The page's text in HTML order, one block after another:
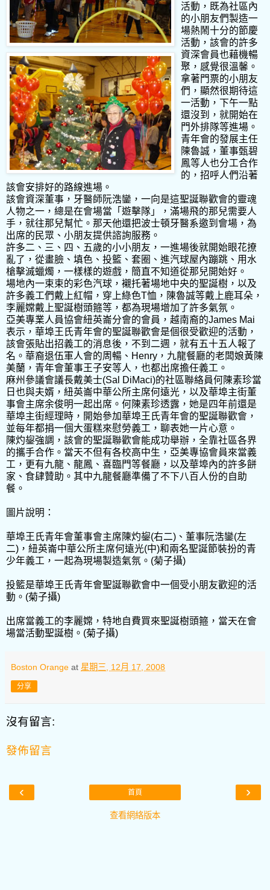
活動，既為社區內
的小朋友們製造一
場熱鬧十分的節慶
活動，該會的許多
資深會員也藉機暢
聚，感覺很溫馨。
拿著門票的小朋友
們，顯然很期待這
一活動，下午一點
還沒到，就開始在
門外排隊等進場。
青年會的發展主任
陳魯誠，董事甄碧
鳳等人也分工合作
的，招呼人們沿著
該會安排好的路線進場。
該會資深董事，牙醫師阮浩鑾，一向是這聖誕聯歡會的靈魂
人物之一，總是在會場當「遊擊隊」，滿場飛的那兒需要人
手，就往那兒幫忙。那天他還把波士頓牙醫系邀到會場，為
出席的民眾、小朋友提供諮詢服務。
許多二、三、四、五歲的小小朋友，一進場後就開始眼花撩
亂了，從畫臉、填色、投籃、套圈、進汽球屋內蹦跳、用水
槍擊滅蠟燭，一樣樣的遊戲，簡直不知道從那兒開始好。
場地內一束束的彩色汽球，襯托著場地中央的聖誕樹，以及
許多義工們戴上紅帽，穿上綠色T恤，陳魯誠等戴上鹿耳朵，
李麗嫦戴上聖誕樹頭箍等，都為現場增加了許多氣氛。
亞美專業人員協會紐英崙分會的會員，越南裔的James Mai
表示，華埠王氏青年會的聖誕聯歡會是個很受歡迎的活動，
該會張貼出招義工的消息後，不到二週，就有五十五人報了
名。華裔退伍軍人會的周暢、Henry，九龍餐廳的老闆娘黃陳
美蘭，青年會董事王子安等人，也都出席擔任義工。
麻州參議會議長戴美士(Sal DiMaci)的社區聯絡員何陳素珍當
日也與夫婿，紐英崙中華公所主席何遠光，以及華埠主街董
事會主席余俊明一起出席。何陳素珍透露，她是四年前還是
華埠主街經理時，開始參加華埠王氏青年會的聖誕聯歡會，
並每年都捐一個大蛋糕來慰勞義工，聊表她一片心意。
陳灼鋆強調，該會的聖誕聯歡會能成功舉辦，全靠社區各界
的攜手合作。當天不但有各校高中生，亞美專協會員來當義
工，更有九龍、龍鳳、喜臨門等餐廳，以及華埠內的許多餅
家、食肆贊助。其中九龍餐廳準備了不下八百人份的自助
餐。
圖片說明：
華埠王氏青年會董事會主席陳灼鋆(右二)、董事阮浩鑾(左
二)，紐英崙中華公所主席何遠光(中)和兩名聖誕節裝扮的青
少年義工，一起為現場製造氣氛。(菊子攝)
投籃是華埠王氏青年會聖誕聯歡會中一個受小朋友歡迎的活
動。(菊子攝)
出席當義工的李麗嫦，特地自費買來聖誕樹頭箍，當天在會
場當活動聖誕樹。(菊子攝)
Boston Orange at 星期三, 12月 17, 2008
分享
沒有留言:
發佈留言
‹ ›
首頁
查看網絡版本